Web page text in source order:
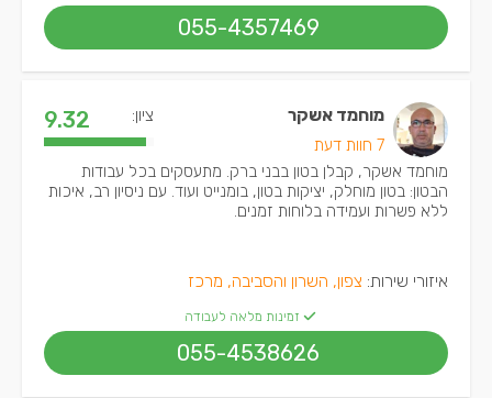
055-4357469
מוחמד אשקר
7 חוות דעת
ציון: 9.32
מוחמד אשקר, קבלן בטון בבני ברק. מתעסקים בכל עבודות
הבטון: בטון מוחלק, יציקות בטון, בומנייט ועוד. עם ניסיון רב, איכות
ללא פשרות ועמידה בלוחות זמנים.
איזורי שירות: צפון, השרון והסביבה, מרכז
זמינות מלאה לעבודה
055-4538626